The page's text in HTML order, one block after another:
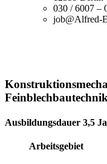
030 / 6007 –
job@Alfred-
Feinblechbautechnik
Ausbildungsdauer 3,5
Arbeitsgebiet